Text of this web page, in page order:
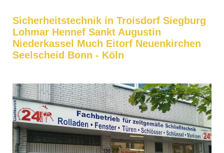
Sicherheitstechnik in Troisdorf Siegburg
Lohmar Hennef Sankt Augustin
Niederkassel Much Eitorf Neuenkirchen
Seelscheid Bonn - Köln